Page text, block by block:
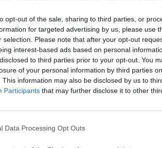
opt-out of the sale, sharing to third parties, or
for targeted advertising by us, please use
selection. Please note that after your opt-out
interest-based ads based on personal
to third parties prior to your opt-out. You
of your personal information by third parties
This information may also be disclosed by us to
Participants that may further disclose it to other
Data Processing Opt Outs
(eller for å være mer presis: den fjerde av